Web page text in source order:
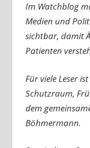
Im Watchblog
Medien und
sichtbar, damit
Patienten
Für viele Leser
Schutzraum,
dem
Böhmermann.